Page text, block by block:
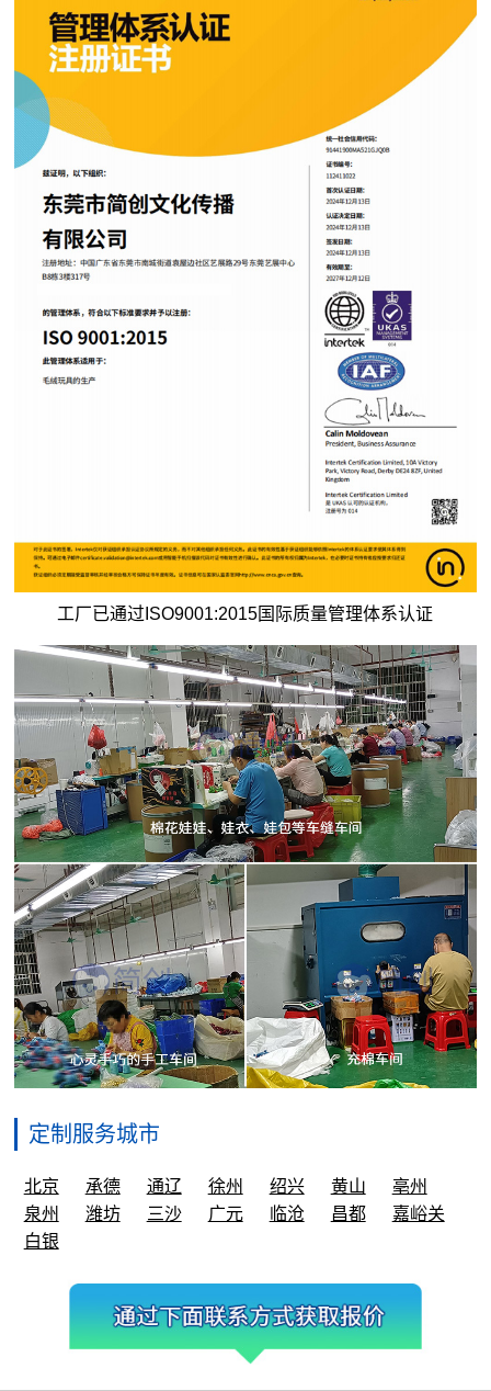
工厂已通过ISO9001:2015国际质量管理体系认证
定制服务城市
北京 承德 通辽 徐州 绍兴 黄山
亳州
泉州
潍坊 三沙 广元 临沧 昌都
嘉峪关
白银